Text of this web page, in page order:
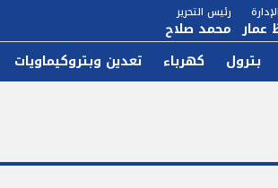
عمار
رئيس التحرير
محمد صلاح
بترول كهرباء تعدين وبتروكيماويات